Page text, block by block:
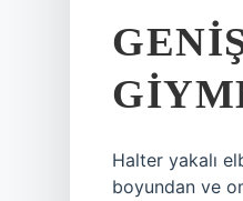
Halter yakalı
boyundan ve